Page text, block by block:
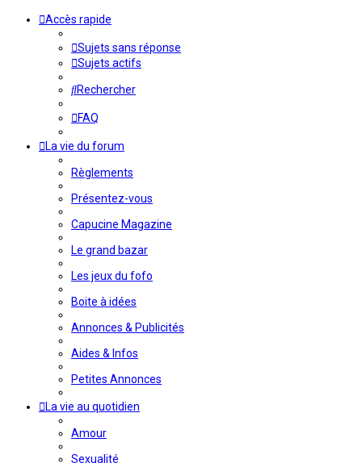
Accès rapide
Sujets sans réponse
Sujets actifs
Rechercher
FAQ
La vie du forum
Règlements
Présentez-vous
Capucine Magazine
Le grand bazar
Les jeux du fofo
Boite à idées
Annonces & Publicités
Aides & Infos
Petites Annonces
La vie au quotidien
Amour
Sexualité